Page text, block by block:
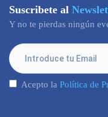
Suscribete al
Y no te pierdas ningún
Acepto la Política de